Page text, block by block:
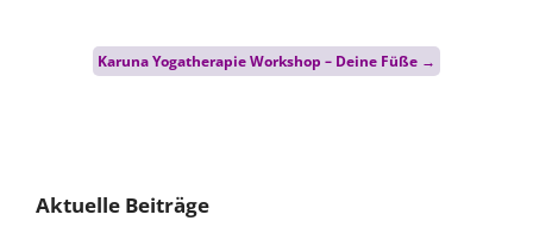
Post
navigation
Karuna Yogatherapie Workshop – Deine Füße →
Aktuelle Beiträge